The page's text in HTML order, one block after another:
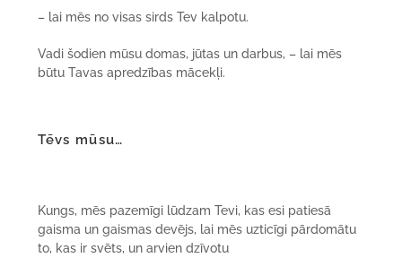
– lai mēs no visas sirds Tev kalpotu.
Vadi šodien mūsu domas, jūtas un darbus, – lai mēs
būtu Tavas apredzības mācekļi.
Tēvs mūsu…
Kungs, mēs pazemīgi lūdzam Tevi, kas esi patiesā
gaisma un gaismas devējs, lai mēs uzticīgi pārdomātu
to, kas ir svēts, un arvien dzīvotu